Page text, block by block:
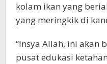
kolam ikan yang
yang meringkik di
“Insya Allah, ini akan
pusat edukasi